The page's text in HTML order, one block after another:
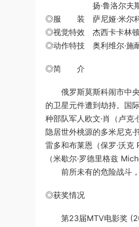
扬·鲁洛尔夫斯 /
◎服 装 萨尼娅·米尔科
◎视觉特效 杰西卡卡林
◎动作特技 奥利维尔·施
◎简 介
俄罗斯莫斯科闹市中央
的卫星元件遭到劫持。国
种部队军人欧文·肖（卢
隐居世外桃源的多米尼克
雷多和布莱恩（保罗·沃
（米歇尔·罗德里格兹
前所未有的危险战斗，
◎获奖情况
第23届MTV电影奖